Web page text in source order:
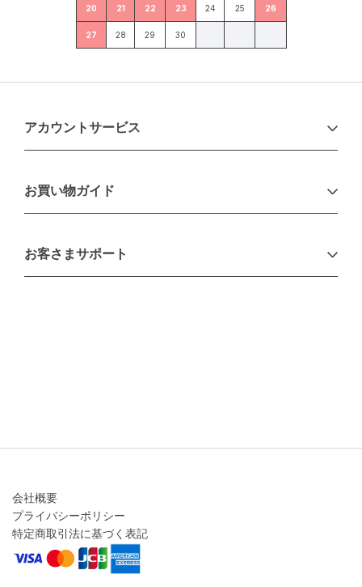
20 21 22 23 24 25 26
27 28 29 30
アカウントサービス
新規会員登録
お買い物ガイド
配送について
不良品・返品について
お客さまサポート
会社概要
プライバシーポリシー
特定商取引法に基づく表記